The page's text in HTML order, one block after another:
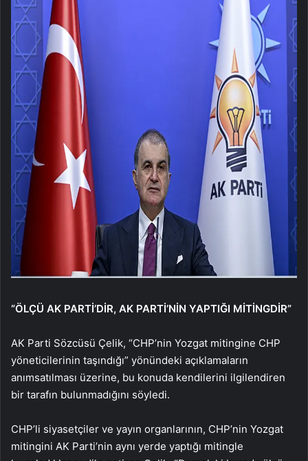
“ÖLÇÜ AK PARTİ’DİR, AK PARTİ’NİN YAPTIĞI MİTİNGDİR”
AK Parti Sözcüsü Çelik, “CHP’nin Yozgat mitingine CHP
yöneticilerinin taşındığı” yönündeki açıklamaların
anımsatılması üzerine, bu konuda kendilerini ilgilendiren
bir tarafın bulunmadığını söyledi.
CHP’li siyasetçiler ve yayın organlarının, CHP’nin Yozgat
mitingini AK Parti’nin aynı yerde yaptığı mitingle